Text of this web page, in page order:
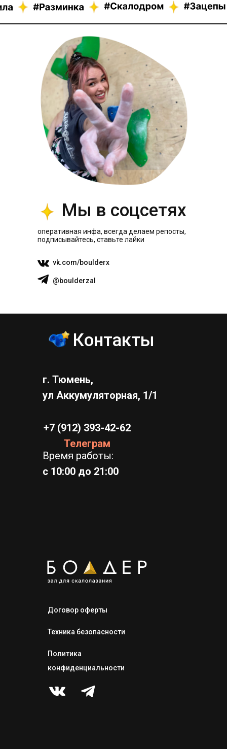
Мы в соцсетях
оперативная инфа, всегда делаем репосты,
подписывайтесь, ставьте лайки
vk.com/boulderx
@boulderzal
Контакты
г. Тюмень,
ул Аккумуляторная, 1/1
+7 (912) 393-42-62
Телеграм
Время работы:
с 10:00 до 21:00
Техника безопасности
Договор оферты
Политика
конфиденциальности